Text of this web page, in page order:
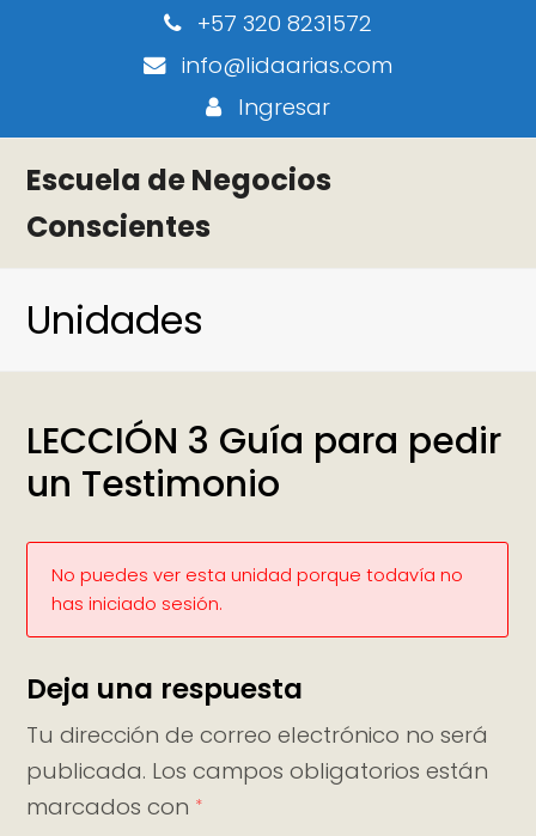
+57 320 8231572
info@lidaarias.com
Ingresar
Escuela de Negocios
Conscientes
Unidades
LECCIÓN 3 Guía para pedir
un Testimonio
No puedes ver esta unidad porque todavía no
has iniciado sesión.
Deja una respuesta
Tu dirección de correo electrónico no será
publicada. Los campos obligatorios están
marcados con *